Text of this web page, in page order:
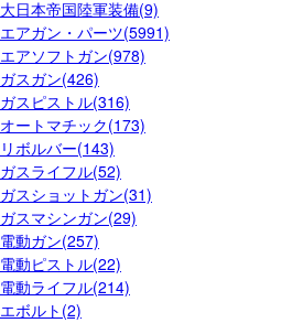
大日本帝国陸軍装備(9)
エアガン・パーツ(5991)
エアソフトガン(978)
ガスガン(426)
ガスピストル(316)
オートマチック(173)
リボルバー(143)
ガスライフル(52)
ガスショットガン(31)
ガスマシンガン(29)
電動ガン(257)
電動ピストル(22)
電動ライフル(214)
エボルト(2)